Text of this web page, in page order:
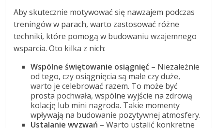
Aby skutecznie motywować się nawzajem podczas
treningów w parach, warto zastosować różne
techniki, które pomogą w budowaniu wzajemnego
wsparcia. Oto kilka z nich:
Wspólne świętowanie osiągnięć – Niezależnie
od tego, czy osiągnięcia są małe czy duże,
warto je celebrować razem. To może być
prosta pochwała, wspólne wyjście na zdrową
kolację lub mini nagroda. Takie momenty
wpływają na budowanie pozytywnej atmosfery.
Ustalanie wyzwań – Warto ustalić konkretne